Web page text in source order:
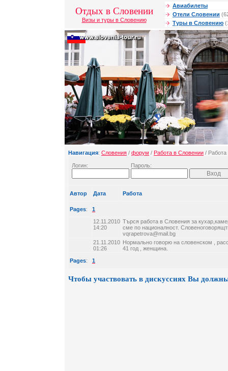
Отдых в Словении
Визы и туры в Словению
Авиабилеты
Отели Словении
Туры в Словению
Навигация: Словения / форум / Работа в Словении / Работа
Логин: Пароль:
Автор Дата Работа
Pages: 1
12.11.2010
14:20
Търся работа в Словения за
сме по националност.
vqrapetrova@mail.bg
21.11.2010
01:26
Нормально говорю на словенском ,
41 год , женщина.
Pages: 1
Чтобы участвовать в дискуссиях Вы